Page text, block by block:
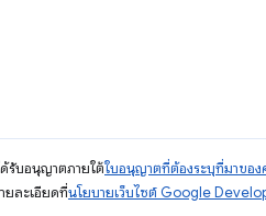
ด้รับอนุญาตภายใต้ใบอนุญาตที่ต้องระบุที่มาขอ
ยละเอียดที่นโยบายเว็บไซต์ Google